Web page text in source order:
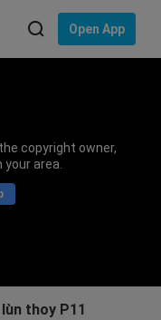
Open App
copyright owner,
area.
thoy P11